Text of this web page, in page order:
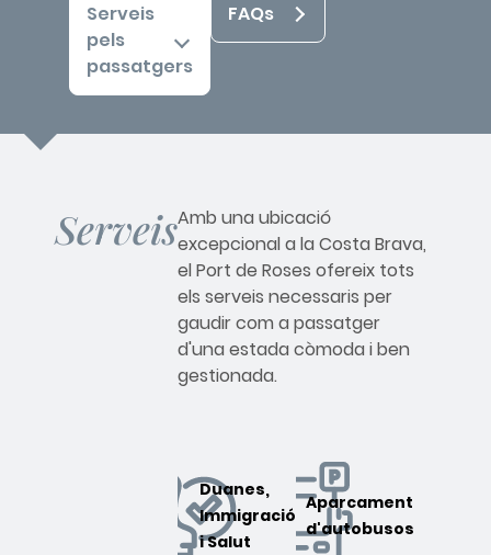
Serveis
pels
passatgers
FAQs
ServeisAmb una ubicació
excepcional a la Costa Brava,
el Port de Roses ofereix tots
els serveis necessaris per
gaudir com a passatger
d'una estada còmoda i ben
gestionada.
Duanes,
Immigració
i Salut
Aparcament
d'autobusos